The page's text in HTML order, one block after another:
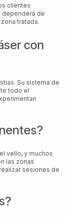
clientes
dependerá de
tratada.
con
Su sistema de
todo el
vello, y muchos
las zonas
sesiones de